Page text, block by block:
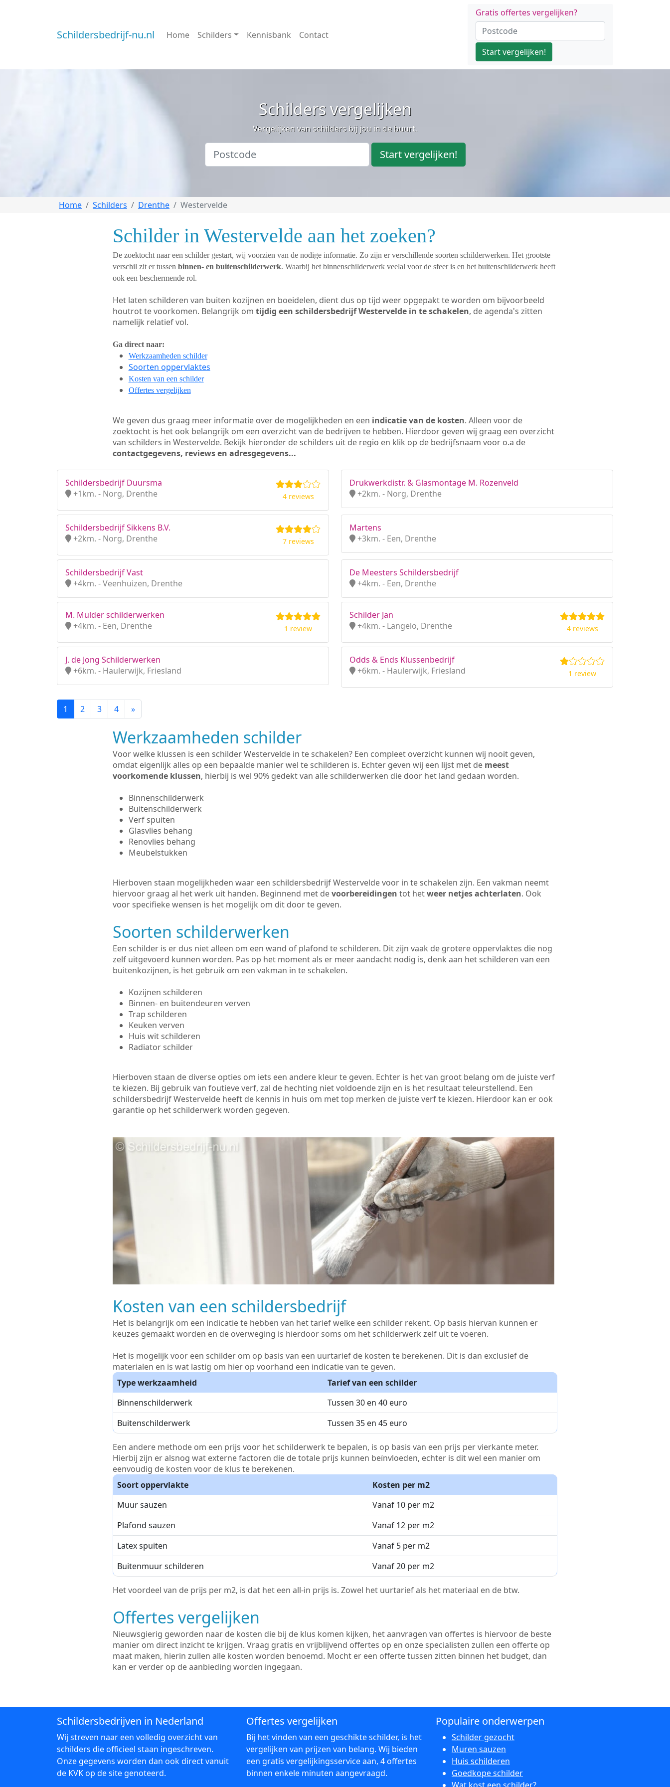
Schildersbedrijf-nu.nl Home Schilders Kennisbank Contact
Gratis offertes vergelijken?
Start vergelijken!
Schilders vergelijken
Vergelijken van schilders bij jou in de buurt.
Start vergelijken!
Home Schilders Drenthe Westervelde
Schilder in Westervelde aan het zoeken?
De zoektocht naar een schilder gestart, wij voorzien van de nodige informatie. Zo zijn er verschillende soorten schilderwerken. Het grootste
verschil zit er tussen binnen- en buitenschilderwerk. Waarbij het binnenschilderwerk veelal voor de sfeer is en het buitenschilderwerk heeft
ook een beschermende rol.
Het laten schilderen van buiten kozijnen en boeidelen, dient dus op tijd weer opgepakt te worden om bijvoorbeeld
houtrot te voorkomen. Belangrijk om tijdig een schildersbedrijf Westervelde in te schakelen, de agenda's zitten
namelijk relatief vol.
Ga direct naar:
Werkzaamheden schilder
Soorten oppervlaktes
Kosten van een schilder
Offertes vergelijken
We geven dus graag meer informatie over de mogelijkheden en een indicatie van de kosten. Alleen voor de
zoektocht is het ook belangrijk om een overzicht van de bedrijven te hebben. Hierdoor geven wij graag een overzicht
van schilders in Westervelde. Bekijk hieronder de schilders uit de regio en klik op de bedrijfsnaam voor o.a de
contactgegevens, reviews en adresgegevens...
Schildersbedrijf Duursma
+1km. - Norg, Drenthe
4 reviews
Drukwerkdistr. & Glasmontage M. Rozenveld
+2km. - Norg, Drenthe
Schildersbedrijf Sikkens B.V.
+2km. - Norg, Drenthe
7 reviews
Martens
+3km. - Een, Drenthe
Schildersbedrijf Vast
+4km. - Veenhuizen, Drenthe
De Meesters Schildersbedrijf
+4km. - Een, Drenthe
M. Mulder schilderwerken
+4km. - Een, Drenthe
1 review
Schilder Jan
+4km. - Langelo, Drenthe
4 reviews
J. de Jong Schilderwerken
+6km. - Haulerwijk, Friesland
Odds & Ends Klussenbedrijf
+6km. - Haulerwijk, Friesland
1 review
1 2 3 4 »
Werkzaamheden schilder
Voor welke klussen is een schilder Westervelde in te schakelen? Een compleet overzicht kunnen wij nooit geven,
omdat eigenlijk alles op een bepaalde manier wel te schilderen is. Echter geven wij een lijst met de meest
voorkomende klussen, hierbij is wel 90% gedekt van alle schilderwerken die door het land gedaan worden.
Binnenschilderwerk
Buitenschilderwerk
Verf spuiten
Glasvlies behang
Renovlies behang
Meubelstukken
Hierboven staan mogelijkheden waar een schildersbedrijf Westervelde voor in te schakelen zijn. Een vakman neemt
hiervoor graag al het werk uit handen. Beginnend met devoorbereidingen tot hetweer netjes achterlaten. Ook
voor specifieke wensen is het mogelijk om dit door te geven.
Soorten schilderwerken
Een schilder is er dus niet alleen om een wand of plafond te schilderen. Dit zijn vaak de grotere oppervlaktes die nog
zelf uitgevoerd kunnen worden. Pas op het moment als er meer aandacht nodig is, denk aan het schilderen van een
buitenkozijnen, is het gebruik om een vakman in te schakelen.
Kozijnen schilderen
Binnen- en buitendeuren verven
Trap schilderen
Keuken verven
Huis wit schilderen
Radiator schilder
Hierboven staan de diverse opties om iets een andere kleur te geven. Echter is het van groot belang om de juiste verf
te kiezen. Bij gebruik van foutieve verf, zal de hechting niet voldoende zijn en is het resultaat teleurstellend. Een
schildersbedrijf Westervelde heeft de kennis in huis om met top merken de juiste verf te kiezen. Hierdoor kan er ook
garantie op het schilderwerk worden gegeven.
Kosten van een schildersbedrijf
Het is belangrijk om een indicatie te hebben van het tarief welke een schilder rekent. Op basis hiervan kunnen er
keuzes gemaakt worden en de overweging is hierdoor soms om het schilderwerk zelf uit te voeren.
Het is mogelijk voor een schilder om op basis van een uurtarief de kosten te berekenen. Dit is dan exclusief de
materialen en is wat lastig om hier op voorhand een indicatie van te geven.
Type werkzaamheid
Tarief van een schilder
Binnenschilderwerk
Tussen 30 en 40 euro
Buitenschilderwerk
Tussen 35 en 45 euro
Een andere methode om een prijs voor het schilderwerk te bepalen, is op basis van een prijs per vierkante meter.
Hierbij zijn er alsnog wat externe factoren die de totale prijs kunnen beïnvloeden, echter is dit wel een manier om
eenvoudig de kosten voor de klus te berekenen.
Soort oppervlakte
Kosten per m2
Muur sauzen
Vanaf 10 per m2
Plafond sauzen
Vanaf 12 per m2
Latex spuiten
Vanaf 5 per m2
Buitenmuur schilderen
Vanaf 20 per m2
Het voordeel van de prijs per m2, is dat het een all-in prijs is. Zowel het uurtarief als het materiaal en de btw.
Offertes vergelijken
Nieuwsgierig geworden naar de kosten die bij de klus komen kijken, het aanvragen van offertes is hiervoor de beste
manier om direct inzicht te krijgen. Vraag gratis en vrijblijvend offertes op en onze specialisten zullen een offerte op
maat maken, hierin zullen alle kosten worden benoemd. Mocht er een offerte tussen zitten binnen het budget, dan
kan er verder op de aanbieding worden ingegaan.
Schildersbedrijven in Nederland
Wij streven naar een volledig overzicht van
schilders die officieel staan ingeschreven.
Onze gegevens worden dan ook direct vanuit
de KVK op de site genoteerd.
Offertes vergelijken
Bij het vinden van een geschikte schilder, is het
vergelijken van prijzen van belang. Wij bieden
een gratis vergelijkingsservice aan, 4 offertes
binnen enkele minuten aangevraagd.
Populaire onderwerpen
Schilder gezocht
Muren sauzen
Huis schilderen
Goedkope schilder